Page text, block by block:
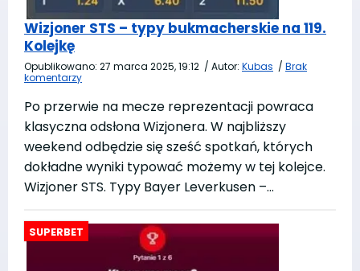
Wizjoner STS – typy bukmacherskie na 119.
Kolejkę
Opublikowano: 27 marca 2025, 19:12 / Autor: Kubas / Brak
komentarzy
Po przerwie na mecze reprezentacji powraca
klasyczna odsłona Wizjonera. W najbliższy
weekend odbędzie się sześć spotkań, których
dokładne wyniki typować możemy w tej kolejce.
Wizjoner STS. Typy Bayer Leverkusen –…